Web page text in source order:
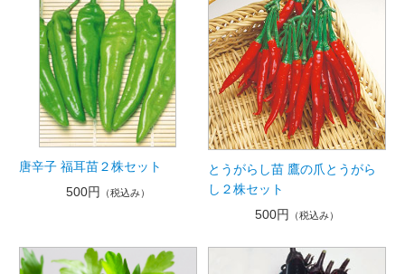
唐辛子 福耳苗２株セット
500円
（税込み）
とうがらし苗 鷹の爪とうがら
し２株セット
500円
（税込み）